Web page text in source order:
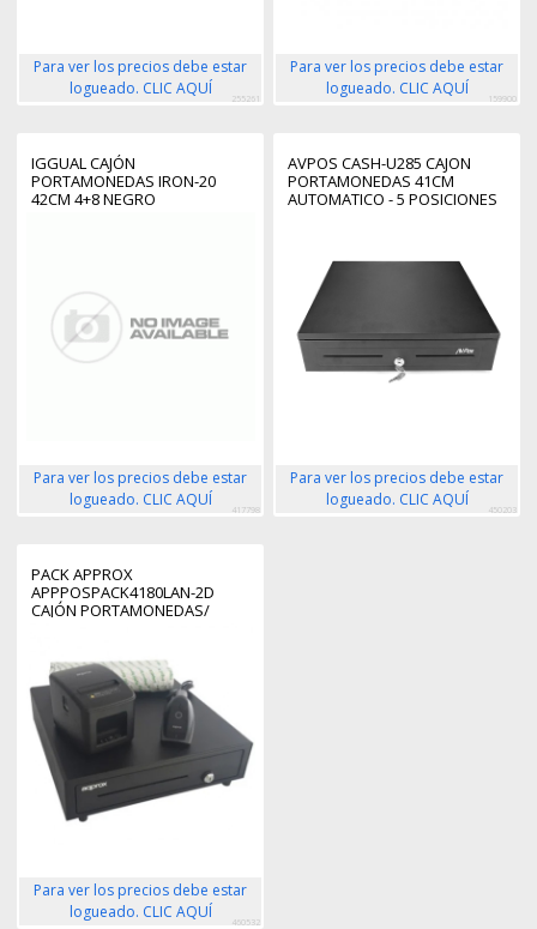
Para ver los precios debe estar
logueado. CLIC AQUÍ
255261
Para ver los precios debe estar
logueado. CLIC AQUÍ
159900
IGGUAL CAJÓN
PORTAMONEDAS IRON-20
42CM 4+8 NEGRO
Para ver los precios debe estar
logueado. CLIC AQUÍ
417798
AVPOS CASH-U285 CAJON
PORTAMONEDAS 41CM
AUTOMATICO - 5 POSICIONES
NEGRO
Para ver los precios debe estar
logueado. CLIC AQUÍ
450203
PACK APPROX
APPPOSPACK4180LAN-2D
CAJÓN PORTAMONEDAS/
TÉRMICOS
Para ver los precios debe estar
logueado. CLIC AQUÍ
460532